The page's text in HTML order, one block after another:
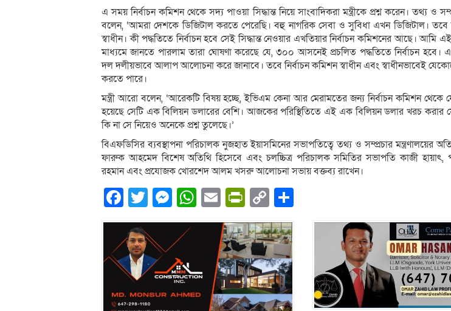
এ সময় নির্বাচন কমিশন থেকে সদ্য পাওয়া সিদ্ধান্ত নিয়ে সাংবাদিকরা মন্ত্রীকে প্রশ্ন করেন। তথ্য ও
বলেন, ‘আমরা দেশকে ডিজিটাল করতে পেরেছি। বহু নাগরিক সেবা ও সুবিধা এখন ডিজিটাল। তবে
স্বাধীন। কী পদ্ধতিতে নির্বাচন হবে সেই সিদ্ধান্ত নেওয়ার এখতিয়ার নির্বাচন কমিশনের আছে। আমি
মাধ্যমে জানতে পারলাম তারা ঘোষণা করেছে যে, ৩০০ আসনেই প্রচলিত পদ্ধতিতে নির্বাচন হবে।
দল দলীয়ভাবে আলাপ আলোচনা করে জানাবে। তবে নির্বাচন কমিশন স্বাধীন এবং স্বাধীনভাবেই
করতে পারে।
মন্ত্রী আরো বলেন, ‘আরেকটি বিষয় হচ্ছে, ইভিএম কেনা আর মেরামতের জন্য নির্বাচন কমিশন থেকে
হয়েছে সেটি এক বিলিয়ন ডলারের বেশি। আজকের পরিস্থিতিতে এই এক বিলিয়ন ডলার খরচ করার
কি না সে নিয়েও অনেকে প্রশ্ন তুলেছে।’
বিএফডিসির ব্যবস্থাপনা পরিচালক নুজহাত ইয়াসমিনের সভাপতিত্বে তথ্য ও সম্প্রচার মন্ত্রণালয়ের
ফারুক আহমেদ বিশেষ অতিথি হিসেবে এবং চলচ্চিত্র পরিচালক সমিতির সভাপতি কাজী হায়াৎ,
রহমান এবং প্রযোজক খোরশেদ আলম খসরু আলোচনা সভায় বক্তব্য রাখেন।
Facebook
Twitter
Messenger
WhatsApp
EmailPrintFriendly
Copy
Link